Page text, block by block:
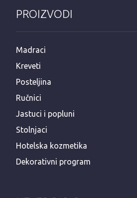
PROIZVODI
Madraci
Kreveti
Posteljina
Ručnici
Jastuci i popluni
Stolnjaci
Hotelska kozmetika
Dekorativni program